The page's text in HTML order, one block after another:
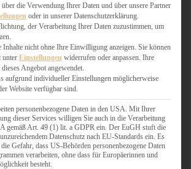
HERZHAFT
BURGER & SANDWICHES
FIX AUF DEM TISCH
FLEISCH & FISCH
GRILLEN / BARBECUE
HERZHAFTES BACKEN
ONE-POT-GERICHTE
PASTA & NUDELGERICHTE
PIZZA, TARTES & QUICHES
REIS & RISOTTO
die Verwendung Ihrer Daten und über unsere Partner
oder in unserer Datenschutzerklärung.
der Verarbeitung Ihrer Daten zuzustimmen, um
Inhalte nicht ohne Ihre Einwilligung anzeigen. Sie können
unter Einstellungen widerrufen oder anpassen. Ihre
Angebot angewendet.
aufgrund individueller Einstellungen möglicherweise
Website verfügbar sind.
personenbezogene Daten in den USA. Mit Ihrer
dieser Services willigen Sie auch in die Verarbeitung
gemäß Art. 49 (1) lit. a GDPR ein. Der EuGH stuft die
Datenschutz nach EU-Standards ein. Es
Gefahr, dass US-Behörden personenbezogene Daten
verarbeiten, ohne dass für Europäerinnen und
besteht.